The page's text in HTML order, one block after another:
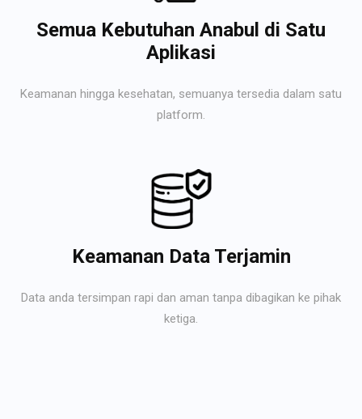
Semua Kebutuhan Anabul di Satu
Aplikasi
Keamanan hingga kesehatan, semuanya tersedia dalam satu
platform.
Keamanan Data Terjamin
Data anda tersimpan rapi dan aman tanpa dibagikan ke pihak
ketiga.